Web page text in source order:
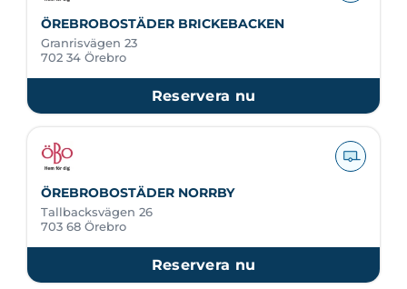
ÖREBROBOSTÄDER BRICKEBACKEN
Granrisvägen 23
702 34 Örebro
Reservera nu
ÖREBROBOSTÄDER NORRBY
Tallbacksvägen 26
703 68 Örebro
Reservera nu